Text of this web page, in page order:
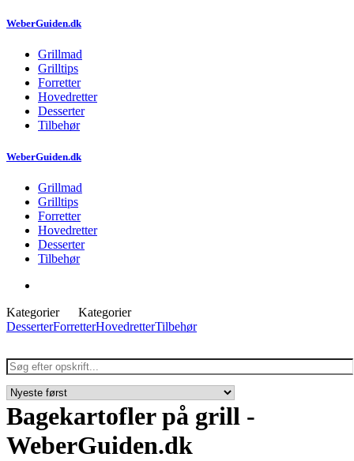
WeberGuiden.dk
Grillmad
Grilltips
Forretter
Hovedretter
Desserter
Tilbehør
WeberGuiden.dk
Grillmad
Grilltips
Forretter
Hovedretter
Desserter
Tilbehør
Kategorier
Kategorier
DesserterForretterHovedretterTilbehør
Bagekartofler på grill -
WeberGuiden.dk